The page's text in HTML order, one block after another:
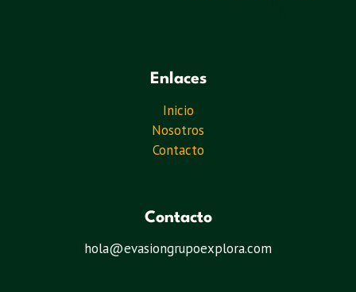
Enlaces
Inicio
Nosotros
Contacto
Contacto
hola@evasiongrupoexplora.com